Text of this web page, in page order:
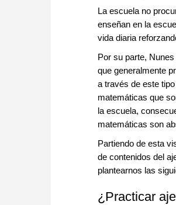
La escuela no
enseñan en la
vida diaria
Por su parte,
que generalmente
a través de este
matemáticas que
la escuela,
matemáticas son
Partiendo de esta
de contenidos del
plantearnos las
¿Practicar